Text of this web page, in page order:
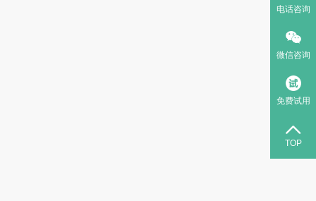
电话咨询
微信咨询
免费试用
TOP